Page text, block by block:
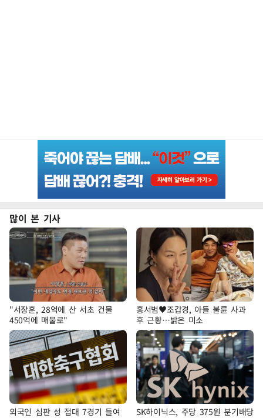
많이 본 기사
"서장훈, 28억에 산 서초 건물
450억에 매물로"
홍서범♥조갑경, 아들 불륜 사과
후 근황…밝은 미소
외국인 심판 성 접대 7경기 들여
SK하이닉스, 주당 375원 분기배당